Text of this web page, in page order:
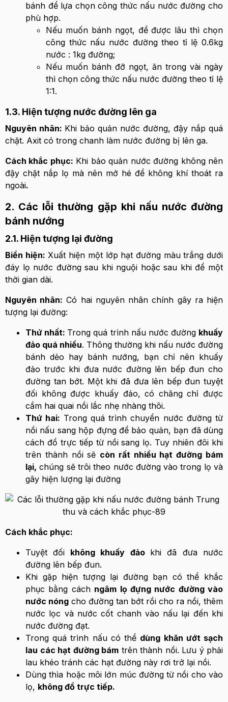
bánh để lựa chọn công thức nấu nước đường cho
phù hợp.
Nếu muốn bánh ngọt, để được lâu thì chọn
công thức nấu nước đường theo tỉ lệ 0.6kg
nước : 1kg đường;
Nếu muốn bánh đỡ ngọt, ăn trong vài ngày
thì chọn công thức nấu nước đường theo tỉ lệ
1:1.
1.3. Hiện tượng nước đường lên ga
Nguyên nhân: Khi bảo quản nước đường, đậy nắp quá
chặt. Axit có trong chanh làm nước đường bị lên ga.
Cách khắc phục: Khi bảo quản nước đường không nên
đậy chặt nắp lọ mà nên mở hé để không khí thoát ra
ngoài.
2. Các lỗi thường gặp khi nấu nước đường
bánh nướng
2.1. Hiện tượng lại đường
Biển hiện: Xuất hiện một lớp hạt đường màu trắng dưới
đáy lọ nước đường sau khi nguội hoặc sau khi để một
thời gian dài.
Nguyên nhân: Có hai nguyên nhân chính gây ra hiện
tượng lại đường:
Thứ nhất: Trong quá trình nấu nước đường khuấy
đảo quá nhiều. Thông thường khi nấu nước đường
bánh dẻo hay bánh nướng, bạn chỉ nên khuấy
đảo trước khi đưa nước đường lên bếp đun cho
đường tan bớt. Một khi đã đưa lên bếp đun tuyệt
đối không được khuấy đảo, có chăng chỉ được
cầm hai quai nồi lắc nhẹ nhàng thôi.
Thứ hai: Trong quá trình chuyển nước đường từ
nồi nấu sang hộp đựng để bảo quản, bạn đã dùng
cách đổ trực tiếp từ nồi sang lọ. Tuy nhiên đôi khi
trên thành nồi sẽ còn rất nhiều hạt đường bám
lại, chúng sẽ trôi theo nước đường vào trong lọ và
gây hiện lượng lại đường
Cách khắc phục:
Tuyệt đối không khuấy đảo khi đã đưa nước
đường lên bếp đun.
Khi gặp hiện tượng lại đường bạn có thể khắc
phục bằng cách ngâm lọ đựng nước đường vào
nước nóng cho đường tan bớt rồi cho ra nồi, thêm
nước lọc và nước cốt chanh vào nấu lại đến khi
nước đường đạt.
Trong quá trình nấu có thể dùng khăn ướt sạch
lau các hạt đường bám trên thành nồi. Lưu ý phải
lau khéo tránh các hạt đường này rơi trở lại nồi.
Dùng thìa hoặc môi lớn múc đường từ nồi cho vào
lọ, không đổ trực tiếp.